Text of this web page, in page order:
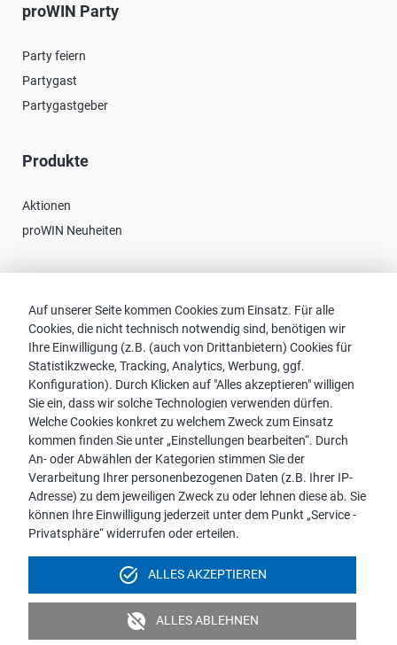
Auf unserer Seite kommen Cookies zum Einsatz. Für alle
Cookies, die nicht technisch notwendig sind, benötigen wir
Ihre Einwilligung (z.B. (auch von Drittanbietern) Cookies für
Statistikzwecke, Tracking, Analytics, Werbung, ggf.
Konfiguration). Durch Klicken auf "Alles akzeptieren" willigen
Sie ein, dass wir solche Technologien verwenden dürfen.
Welche Cookies konkret zu welchem Zweck zum Einsatz
kommen finden Sie unter „Einstellungen bearbeiten“. Durch
An- oder Abwählen der Kategorien stimmen Sie der
Verarbeitung Ihrer personenbezogenen Daten (z.B. Ihrer IP-
Adresse) zu dem jeweiligen Zweck zu oder lehnen diese ab. Sie
können Ihre Einwilligung jederzeit unter dem Punkt „Service -
Privatsphäre“ widerrufen oder erteilen.
task_alt ALLES AKZEPTIEREN
unpublished ALLES ABLEHNEN
proWIN Party
Party feiern
Partygast
Partygastgeber
Produkte
Aktionen
proWIN Neuheiten
Vertriebspartnersuche
Kontakt zu proWIN
Service-FAQ
Hinweis:
Aus Gründen der leichteren Lesbarkeit wird die männliche
Sprachform bei personenbezogenen Substantiven und
Pronomen verwendet. Dies impliziert jedoch keine
Benachteiligung, sondern soll im Sinne der sprachlichen
Datenschutz
Politik & Verpflichtungserklärung